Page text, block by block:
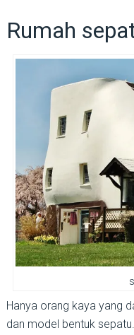
Rumah
Hanya orang kaya yang
dan model bentuk